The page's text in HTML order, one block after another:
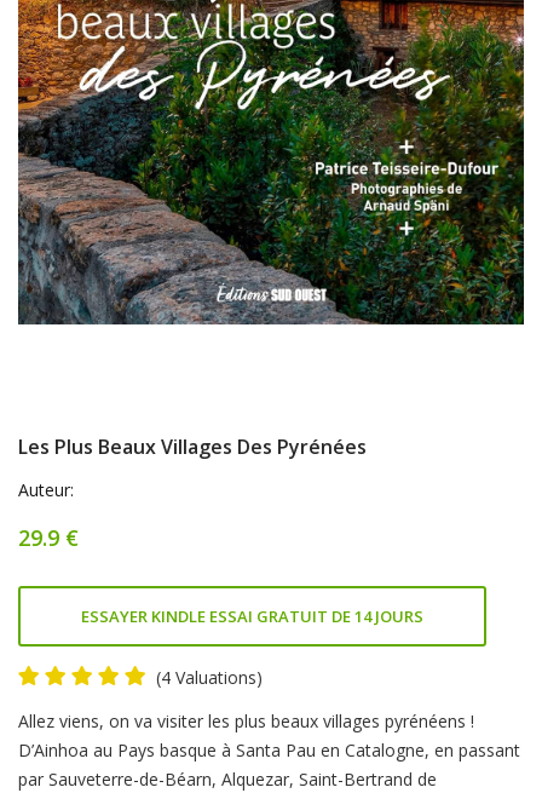
Les Plus Beaux Villages Des Pyrénées
Auteur:
29.9 €
ESSAYER KINDLE ESSAI GRATUIT DE 14 JOURS
(4 Valuations)
Product
Summery
Allez viens, on va visiter les plus beaux villages pyrénéens !
D’Ainhoa au Pays basque à Santa Pau en Catalogne, en passant
par Sauveterre-de-Béarn, Alquezar, Saint-Bertrand de